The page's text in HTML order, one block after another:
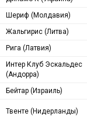
Шериф (Молдавия)
Жальгирис (Литва)
Рига (Латвия)
Интер Клуб Эскальдес
(Андорра)
Бейтар (Израиль)
Твенте (Нидерланды)